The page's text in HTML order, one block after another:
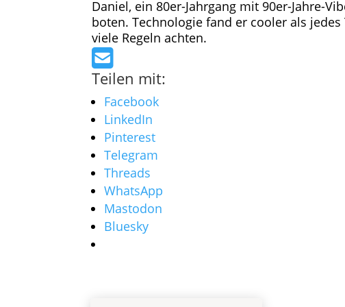
Daniel, ein 80er-Jahrgang mit 90er-Jahre-
boten. Technologie fand er cooler als
viele Regeln achten.
Teilen mit:
Facebook
LinkedIn
Pinterest
Telegram
Threads
WhatsApp
Mastodon
Bluesky